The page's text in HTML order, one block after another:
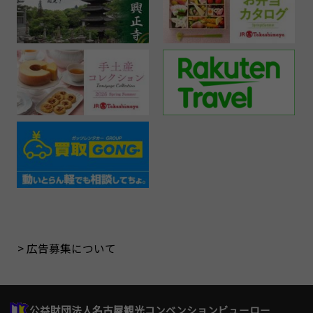
広告募集について
公益財団法人名古屋観光コンベンションビューロー